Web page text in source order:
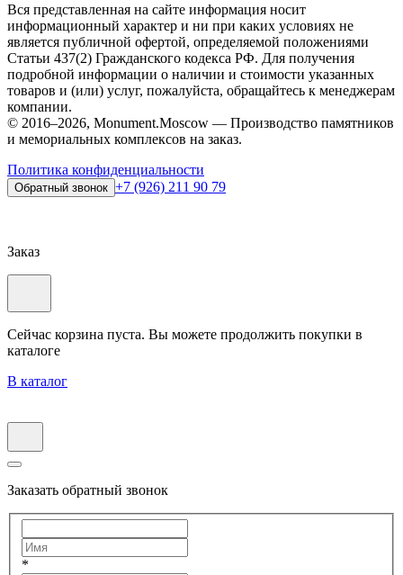
Вся представленная на сайте информация носит
информационный характер и ни при каких условиях не
является публичной офертой, определяемой положениями
Статьи 437(2) Гражданского кодекса РФ. Для получения
подробной информации о наличии и стоимости указанных
товаров и (или) услуг, пожалуйста, обращайтесь к менеджерам
компании.
© 2016–2026, Monument.Moscow — Производство памятников
и мемориальных комплексов на заказ.
Политика конфиденциальности
Обратный звонок +7 (926) 211 90 79
Заказ
Сейчас корзина пуста. Вы можете продолжить покупки в
каталоге
В каталог
Заказать обратный звонок
*